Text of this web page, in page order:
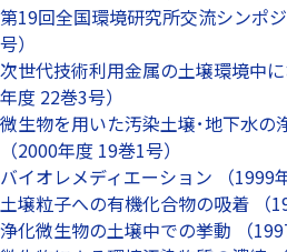
第19回全国環境研究所交流シンポ
号）
次世代技術利用金属の土壌環境中
年度 22巻3号）
微生物を用いた汚染土壌･地下水の
（2000年度 19巻1号）
バイオレメディエーション （1999
土壌粒子への有機化合物の吸着 （
浄化微生物の土壌中での挙動 （